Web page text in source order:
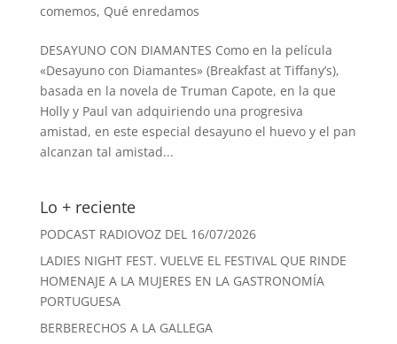
comemos, Qué enredamos
DESAYUNO CON DIAMANTES Como en la película
«Desayuno con Diamantes» (Breakfast at Tiffany’s),
basada en la novela de Truman Capote, en la que
Holly y Paul van adquiriendo una progresiva
amistad, en este especial desayuno el huevo y el pan
alcanzan tal amistad...
Lo + reciente
PODCAST RADIOVOZ DEL 16/07/2026
LADIES NIGHT FEST. VUELVE EL FESTIVAL QUE RINDE
HOMENAJE A LA MUJERES EN LA GASTRONOMÍA
PORTUGUESA
BERBERECHOS A LA GALLEGA